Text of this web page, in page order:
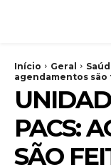
Início Geral
agendamentos são
PACS:
SÃO